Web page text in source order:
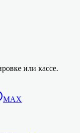
или кассе.
MAX